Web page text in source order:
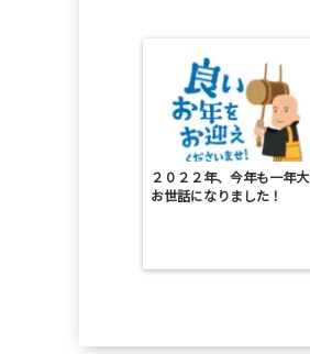
２０２２年、今年も一年
お世話になりました！